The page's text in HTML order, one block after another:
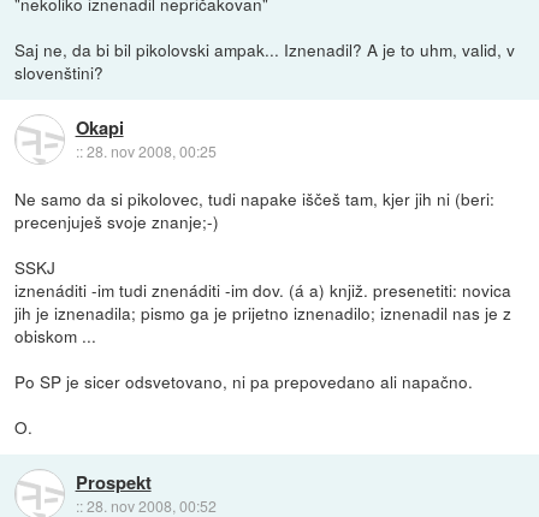
Saj ne, da bi bil pikolovski ampak... Iznenadil? A je to uhm, valid, v
slovenštini?
Okapi
::28. nov 2008, 00:25
Ne samo da si pikolovec, tudi napake iščeš tam, kjer jih ni (beri:
precenjuješ svoje znanje;-)
SSKJ
iznenáditi -im tudi znenáditi -im dov. (á a) knjiž. presenetiti: novica
jih je iznenadila; pismo ga je prijetno iznenadilo; iznenadil nas je z
obiskom ...
Po SP je sicer odsvetovano, ni pa prepovedano ali napačno.
O.
Prospekt
::28. nov 2008, 00:52